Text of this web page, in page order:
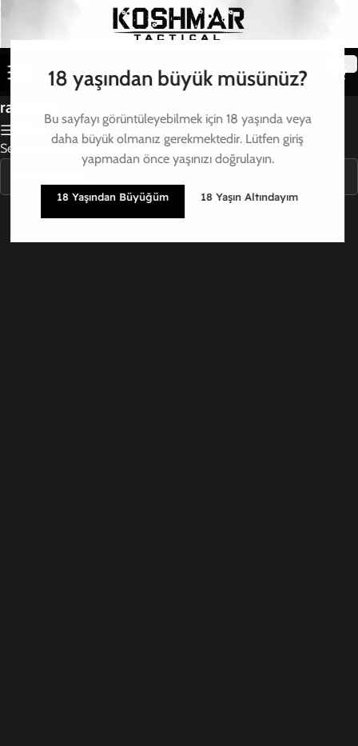
18 yaşından büyük müsünüz?
Bu sayfayı görüntüleyebilmek için 18 yaşında veya
daha büyük olmanız gerekmektedir. Lütfen giriş
yapmadan önce yaşınızı doğrulayın.
18 Yaşından Büyüğüm 18 Yaşın Altındayım
rainbow
Seçiminizle eşleşen ürün bulunamadı.